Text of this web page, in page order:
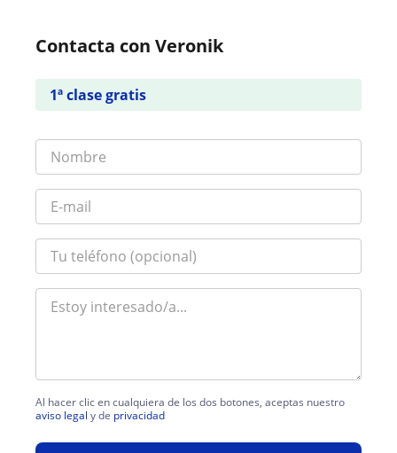
Contacta con Veronik
1ª clase gratis
Al hacer clic en cualquiera de los dos botones, aceptas nuestro
aviso legal y de privacidad